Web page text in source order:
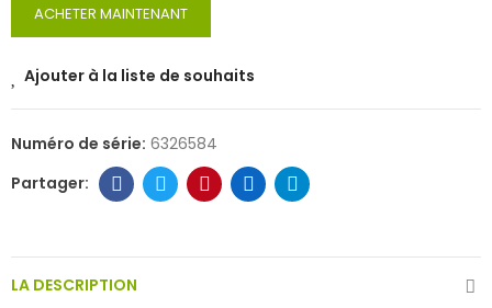
ACHETER MAINTENANT
Ajouter à la liste de souhaits
Numéro de série: 6326584
LA DESCRIPTION